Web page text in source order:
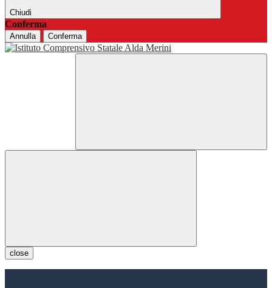
Chiudi
Conferma
Annulla Conferma
close